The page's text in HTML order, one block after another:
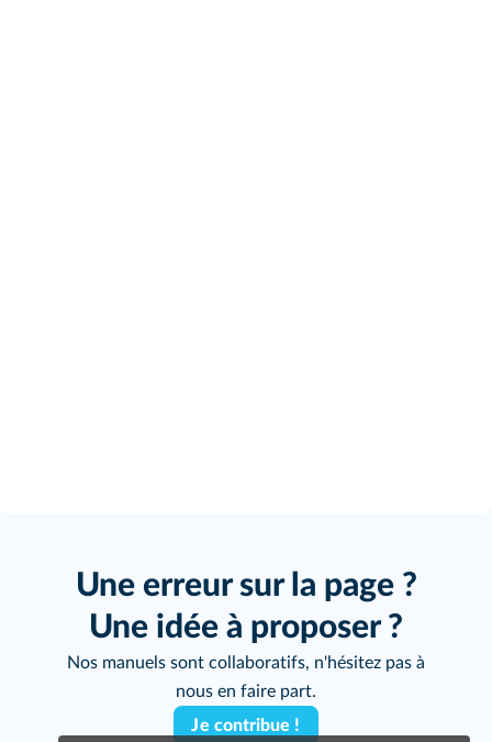
Une erreur sur la page ?
Une idée à proposer ?
Nos manuels sont collaboratifs, n'hésitez pas à
nous en faire part.
Je contribue !